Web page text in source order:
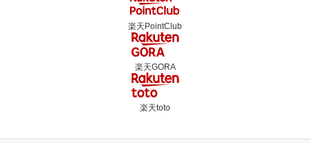
楽天PointClub
楽天GORA
楽天toto